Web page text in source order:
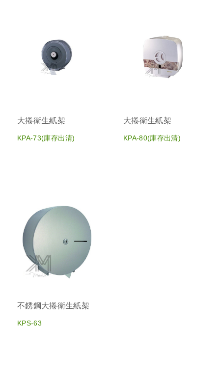
大捲衛生紙架
KPA-73(庫存出清)
大捲衛生紙架
KPA-80(庫存出清)
不銹鋼大捲衛生紙架
KPS-63